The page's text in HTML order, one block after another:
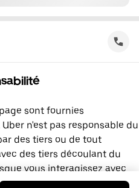
sont fournies
n'est pas responsable du
des tiers ou de tout
des tiers découlant du
vous interagissez avec
directement avec lui,